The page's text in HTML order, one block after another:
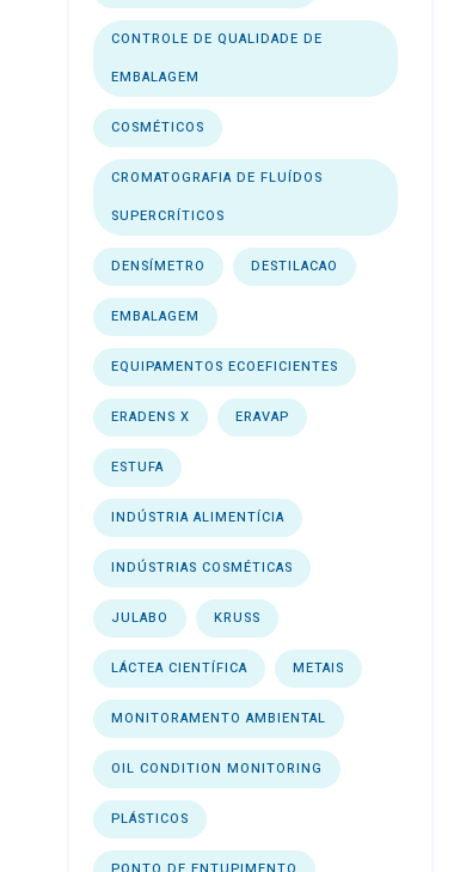
CONTROLE DE QUALIDADE DE
EMBALAGEM
COSMÉTICOS
CROMATOGRAFIA DE FLUÍDOS
SUPERCRÍTICOS
DENSÍMETRO DESTILACAO
EMBALAGEM
EQUIPAMENTOS ECOEFICIENTES
ERADENS X ERAVAP
ESTUFA
INDÚSTRIA ALIMENTÍCIA
INDÚSTRIAS COSMÉTICAS
JULABO KRUSS
LÁCTEA CIENTÍFICA METAIS
MONITORAMENTO AMBIENTAL
OIL CONDITION MONITORING
PLÁSTICOS